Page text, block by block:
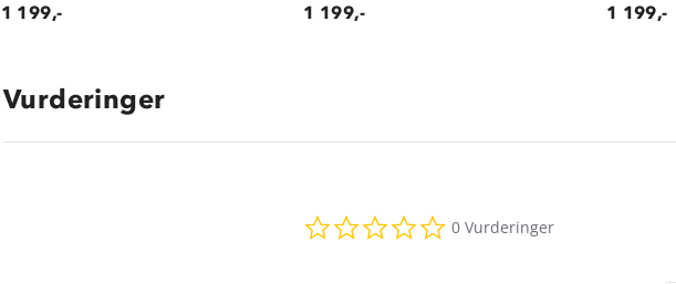
1 199,-
1 199,-
1 199,-
Vurderinger
star
0 Vurderinger